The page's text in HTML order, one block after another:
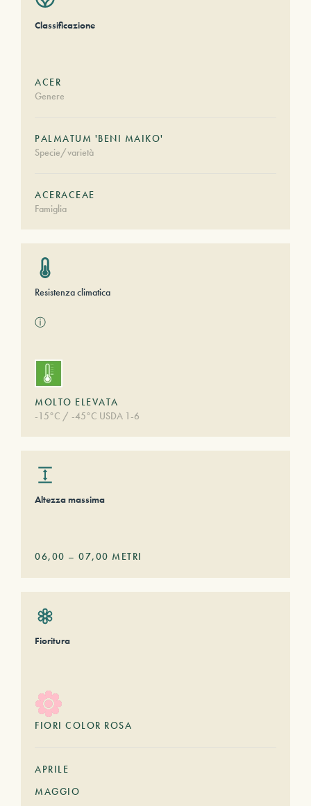
Classificazione
ACER
Genere
PALMATUM 'BENI MAIKO'
Specie/varietà
ACERACEAE
Famiglia
Resistenza climatica
ⓘ
MOLTO ELEVATA
-15°C / -45°C USDA 1-6
Altezza massima
06,00 – 07,00 METRI
Fioritura
FIORI COLOR ROSA
APRILE
MAGGIO